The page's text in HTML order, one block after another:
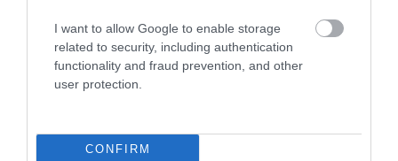
I want to allow Google to enable storage
related to security, including authentication
functionality and fraud prevention, and other
user protection.
CONFIRM
PODCASTS
πυροσβέστες όταν τους λέει ήρωες–όχι όταν ζητούν